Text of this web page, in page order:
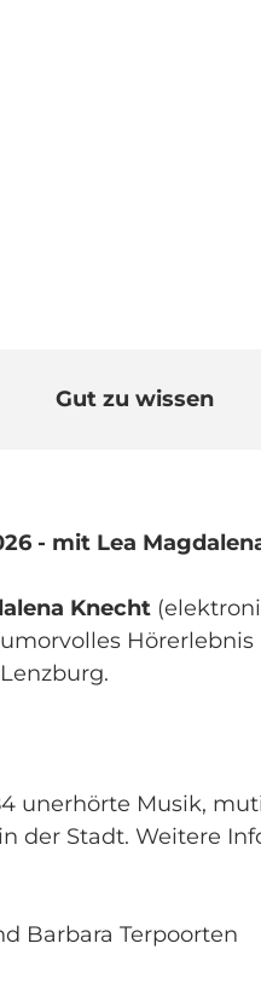
Gut zu wissen
- mit Lea
Knecht
Hörerlebnis
unerhörte Musik,
der Stadt. Weitere
Barbara Terpoorten